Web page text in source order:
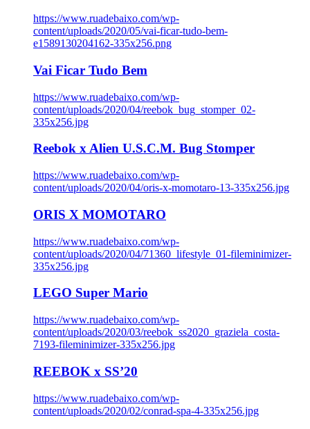
https://www.ruadebaixo.com/wp-
content/uploads/2020/05/vai-ficar-tudo-bem-
e1589130204162-335x256.png
Vai Ficar Tudo Bem
https://www.ruadebaixo.com/wp-
content/uploads/2020/04/reebok_bug_stomper_02-
335x256.jpg
Reebok x Alien U.S.C.M. Bug Stomper
https://www.ruadebaixo.com/wp-
content/uploads/2020/04/oris-x-momotaro-13-335x256.jpg
ORIS X MOMOTARO
https://www.ruadebaixo.com/wp-
content/uploads/2020/04/71360_lifestyle_01-fileminimizer-
335x256.jpg
LEGO Super Mario
https://www.ruadebaixo.com/wp-
content/uploads/2020/03/reebok_ss2020_graziela_costa-
7193-fileminimizer-335x256.jpg
REEBOK x SS’20
https://www.ruadebaixo.com/wp-
content/uploads/2020/02/conrad-spa-4-335x256.jpg